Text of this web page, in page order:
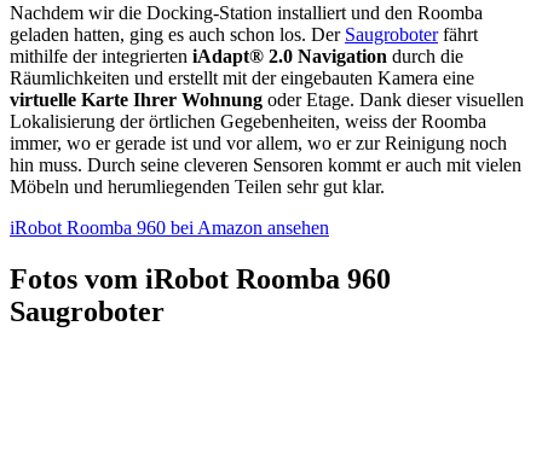
Nachdem wir die Docking-Station installiert und den Roomba
geladen hatten, ging es auch schon los. Der Saugroboterfährt
mithilfe der integrierten iAdapt® 2.0 Navigation durch die
Räumlichkeiten und erstellt mit der eingebauten Kamera eine
virtuelle Karte Ihrer Wohnung oder Etage. Dank dieser visuellen
Lokalisierung der örtlichen Gegebenheiten, weiss der Roomba
immer, wo er gerade ist und vor allem, wo er zur Reinigung noch
hin muss. Durch seine cleveren Sensoren kommt er auch mit vielen
Möbeln und herumliegenden Teilen sehr gut klar.
iRobot Roomba 960 bei Amazon ansehen
Fotos vom iRobot Roomba 960
Saugroboter